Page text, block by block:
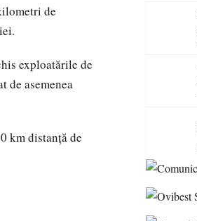
de
exploatările de
de asemenea
km distanță de